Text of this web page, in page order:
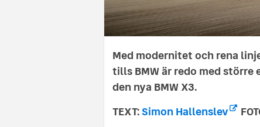
Med modernitet och rena
tills BMW är redo med
den nya BMW X3.
TEXT:Simon Hallenslev